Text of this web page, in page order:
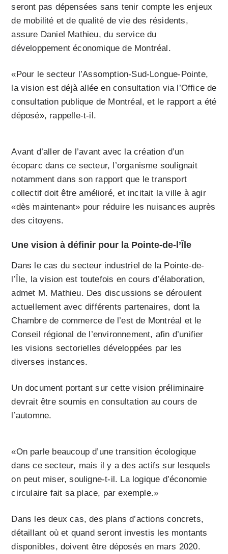
seront pas dépensées sans tenir compte les enjeux
de mobilité et de qualité de vie des résidents,
assure Daniel Mathieu, du service du
développement économique de Montréal.
«Pour le secteur l’Assomption-Sud-Longue-Pointe,
la vision est déjà allée en consultation via l’Office de
consultation publique de Montréal, et le rapport a été
déposé», rappelle-t-il.
Avant d’aller de l’avant avec la création d’un
écoparc dans ce secteur, l’organisme soulignait
notamment dans son rapport que le transport
collectif doit être amélioré, et incitait la ville à agir
«dès maintenant» pour réduire les nuisances auprès
des citoyens.
Une vision à définir pour la Pointe-de-l’Île
Dans le cas du secteur industriel de la Pointe-de-
l’Île, la vision est toutefois en cours d’élaboration,
admet M. Mathieu. Des discussions se déroulent
actuellement avec différents partenaires, dont la
Chambre de commerce de l’est de Montréal et le
Conseil régional de l’environnement, afin d’unifier
les visions sectorielles développées par les
diverses instances.
Un document portant sur cette vision préliminaire
devrait être soumis en consultation au cours de
l’automne.
«On parle beaucoup d’une transition écologique
dans ce secteur, mais il y a des actifs sur lesquels
on peut miser, souligne-t-il. La logique d’économie
circulaire fait sa place, par exemple.»
Dans les deux cas, des plans d’actions concrets,
détaillant où et quand seront investis les montants
disponibles, doivent être déposés en mars 2020.